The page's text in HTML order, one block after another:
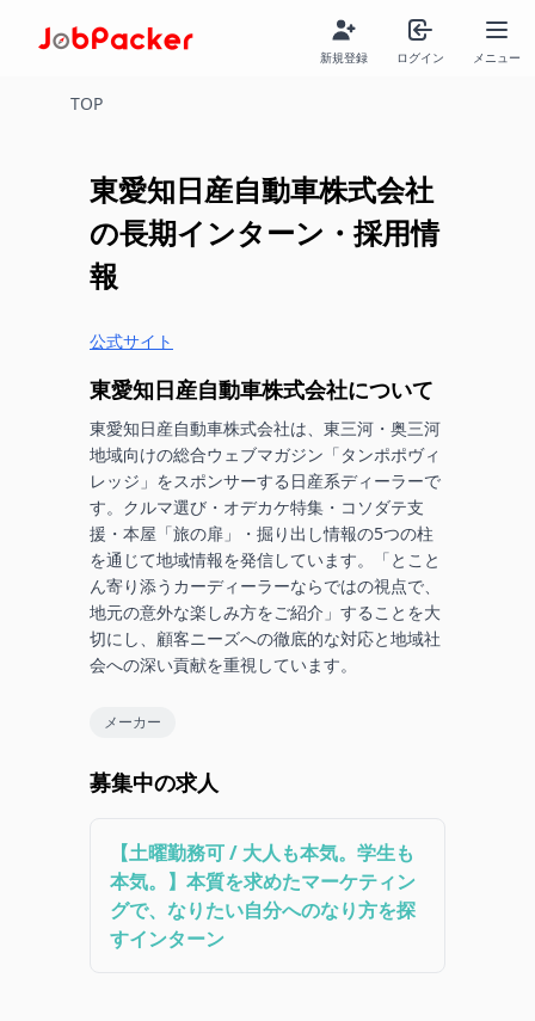
新規登録 ログイン メニュー
TOP
東愛知日産自動車株式会社
の長期インターン・採用情
報
公式サイト
東愛知日産自動車株式会社について
東愛知日産自動車株式会社は、東三河・奥三河
地域向けの総合ウェブマガジン「タンポポヴィ
レッジ」をスポンサーする日産系ディーラーで
す。クルマ選び・オデカケ特集・コソダテ支
援・本屋「旅の扉」・掘り出し情報の5つの柱
を通じて地域情報を発信しています。「とこと
ん寄り添うカーディーラーならではの視点で、
地元の意外な楽しみ方をご紹介」することを大
切にし、顧客ニーズへの徹底的な対応と地域社
会への深い貢献を重視しています。
メーカー
募集中の求人
【土曜勤務可 / 大人も本気。学生も
本気。】本質を求めたマーケティン
グで、なりたい自分へのなり方を探
すインターン